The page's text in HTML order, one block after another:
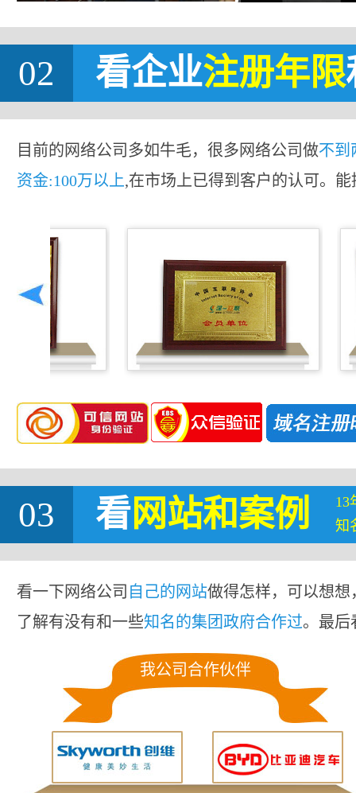
02 看企业注册年限
目前的网络公司多如牛毛，很多网络公司做不到
资金:100万以上,在市场上已得到客户的认可。
03 看网站和案例
13
知
看一下网络公司 自己的网站做得怎样，可以想
了解有没有和一些知名的集团政府合作过。最后
我公司合作伙伴